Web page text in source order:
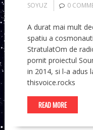
SOYUZ
0
A durat mai mult
spatiu a
StratulatOm de
pornit proiectul
in 2014, si l-a adus
thisvoice.rocks
READ MORE